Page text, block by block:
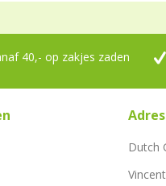
40,- op zakjes zaden
Dutch